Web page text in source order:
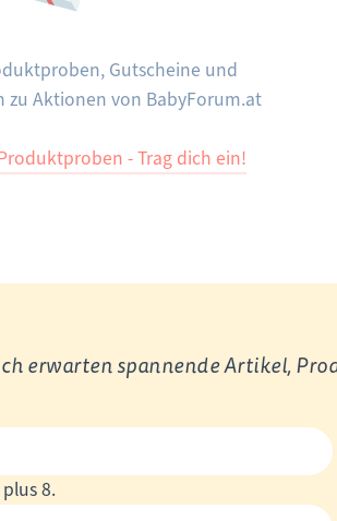
Gutscheine und
zu Aktionen von BabyForum.at
- Trag dich ein!
erwarten spannende Artikel,
8.